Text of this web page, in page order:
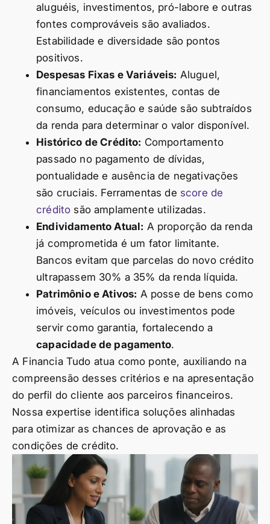
aluguéis, investimentos, pró-labore e outras
fontes comprováveis são avaliados.
Estabilidade e diversidade são pontos
positivos.
Despesas Fixas e Variáveis: Aluguel,
financiamentos existentes, contas de
consumo, educação e saúde são subtraídos
da renda para determinar o valor disponível.
Histórico de Crédito: Comportamento
passado no pagamento de dívidas,
pontualidade e ausência de negativações
são cruciais. Ferramentas de score de
crédito são amplamente utilizadas.
Endividamento Atual: A proporção da renda
já comprometida é um fator limitante.
Bancos evitam que parcelas do novo crédito
ultrapassem 30% a 35% da renda líquida.
Patrimônio e Ativos: A posse de bens como
imóveis, veículos ou investimentos pode
servir como garantia, fortalecendo a
capacidade de pagamento.
A Financia Tudo atua como ponte, auxiliando na
compreensão desses critérios e na apresentação
do perfil do cliente aos parceiros financeiros.
Nossa expertise identifica soluções alinhadas
para otimizar as chances de aprovação e as
condições de crédito.